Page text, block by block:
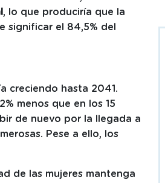
, lo que produciría que la
significar el 84,5% del
creciendo hasta 2041.
menos que en los 15
de nuevo por la llegada a
Pese a ello, los
de las mujeres mantenga